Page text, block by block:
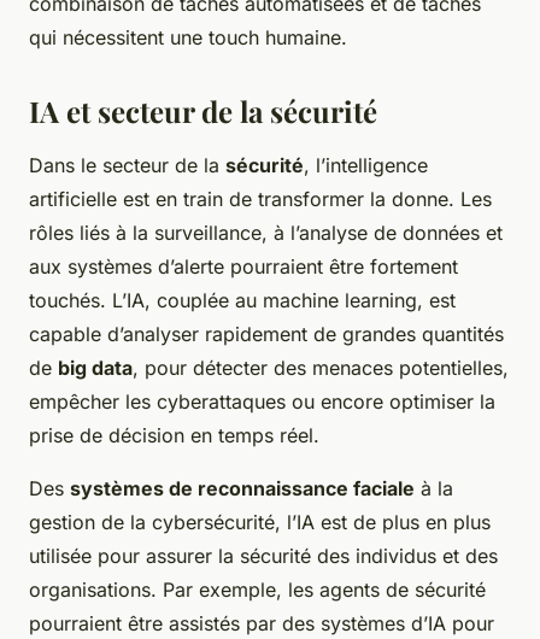
qui nécessitent une touch humaine.
IA et secteur de la sécurité
Dans le secteur de la sécurité, l’intelligence
artificielle est en train de transformer la donne. Les
rôles liés à la surveillance, à l’analyse de données et
aux systèmes d’alerte pourraient être fortement
touchés. L’IA, couplée au machine learning, est
capable d’analyser rapidement de grandes quantités
de big data, pour détecter des menaces potentielles,
empêcher les cyberattaques ou encore optimiser la
prise de décision en temps réel.
Des systèmes de reconnaissance faciale à la
gestion de la cybersécurité, l’IA est de plus en plus
utilisée pour assurer la sécurité des individus et des
organisations. Par exemple, les agents de sécurité
pourraient être assistés par des systèmes d’IA pour